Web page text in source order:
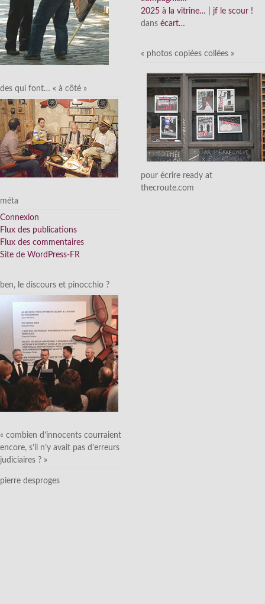
des qui font… « à côté »
méta
Connexion
Flux des publications
Flux des commentaires
Site de WordPress-FR
ben, le discours et pinocchio ?
« combien d’innocents courraient
encore, s’il n’y avait pas d’erreurs
judiciaires ? »
pierre desproges
2025 à la vitrine… | jf le scour !
dans écart…
« photos copiées collées »
pour écrire ready at
thecroute.com